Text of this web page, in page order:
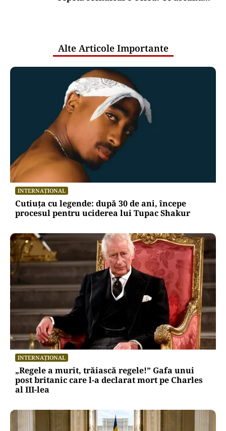
Alte Articole Importante
INTERNAȚIONAL
Cutiuța cu legende: după 30 de ani, începe
procesul pentru uciderea lui Tupac Shakur
INTERNAȚIONAL
„Regele a murit, trăiască regele!” Gafa unui
post britanic care l-a declarat mort pe Charles
al III-lea